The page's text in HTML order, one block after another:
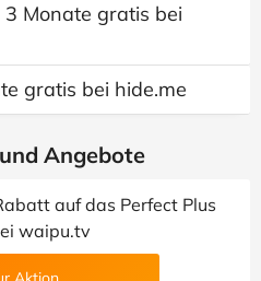
Monate gratis bei
gratis bei hide.me
Angebote
auf das Perfect Plus
waipu.tv